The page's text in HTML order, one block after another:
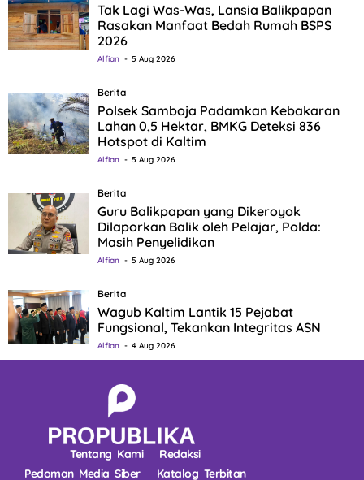
Tak Lagi Was-Was, Lansia Balikpapan
Rasakan Manfaat Bedah Rumah BSPS
2026
Alfian 5 Aug 2026
Berita
Polsek Samboja Padamkan Kebakaran
Lahan 0,5 Hektar, BMKG Deteksi 836
Hotspot di Kaltim
Alfian 5 Aug 2026
Berita
Guru Balikpapan yang Dikeroyok
Dilaporkan Balik oleh Pelajar, Polda:
Masih Penyelidikan
Alfian 5 Aug 2026
Berita
Wagub Kaltim Lantik 15 Pejabat
Fungsional, Tekankan Integritas ASN
Alfian 4 Aug 2026
Tentang Kami
Redaksi
Pedoman Media Siber
Katalog Terbitan